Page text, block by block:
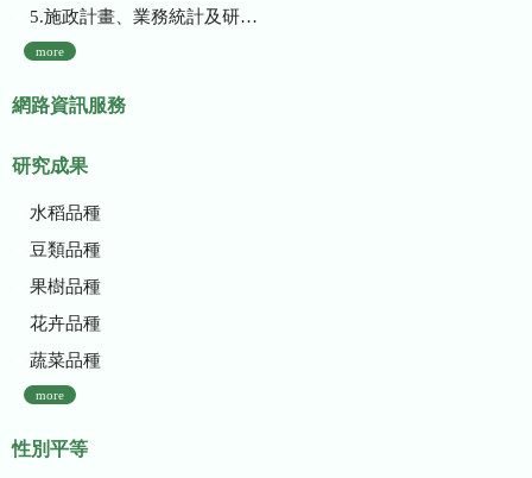
5.施政計畫、業務統計及研究報告
more
網路資訊服務
研究成果
水稻品種
豆類品種
果樹品種
花卉品種
蔬菜品種
more
性別平等